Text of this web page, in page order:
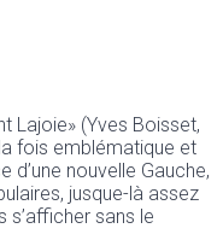
Lajoie» (Yves Boisset,
fois emblématique et
d’une nouvelle Gauche,
jusque-là assez
s’afficher sans le